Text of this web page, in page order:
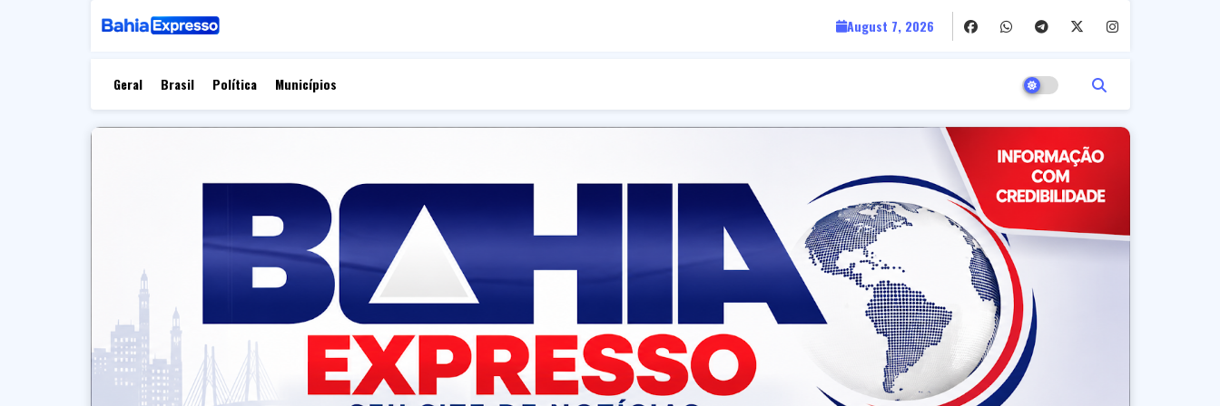
August 7, 2026
Geral Brasil Política Municípios